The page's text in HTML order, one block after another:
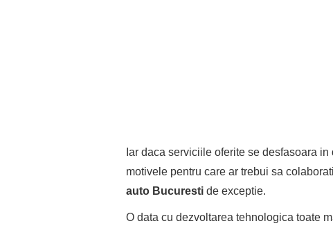
Iar daca serviciile oferite se desfasoara
motivele pentru care ar trebui sa
auto Bucuresti de exceptie.
O data cu dezvoltarea tehnologica toate